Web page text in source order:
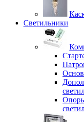
Светильники